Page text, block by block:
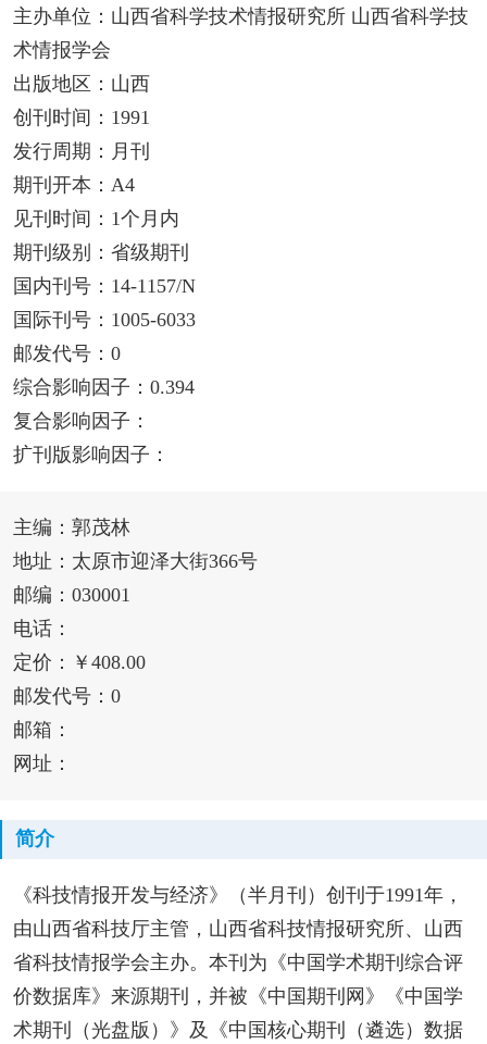
主办单位：山西省科学技术情报研究所 山西省科学技
术情报学会
出版地区：山西
创刊时间：1991
发行周期：月刊
期刊开本：A4
见刊时间：1个月内
期刊级别：省级期刊
国内刊号：14-1157/N
国际刊号：1005-6033
邮发代号：0
综合影响因子：0.394
复合影响因子：
扩刊版影响因子：
主编：郭茂林
地址：太原市迎泽大街366号
邮编：030001
电话：
定价：￥408.00
邮发代号：0
邮箱：
网址：
简介
《科技情报开发与经济》（半月刊）创刊于1991年，
由山西省科技厅主管，山西省科技情报研究所、山西
省科技情报学会主办。本刊为《中国学术期刊综合评
价数据库》来源期刊，并被《中国期刊网》《中国学
术期刊（光盘版）》及《中国核心期刊（遴选）数据